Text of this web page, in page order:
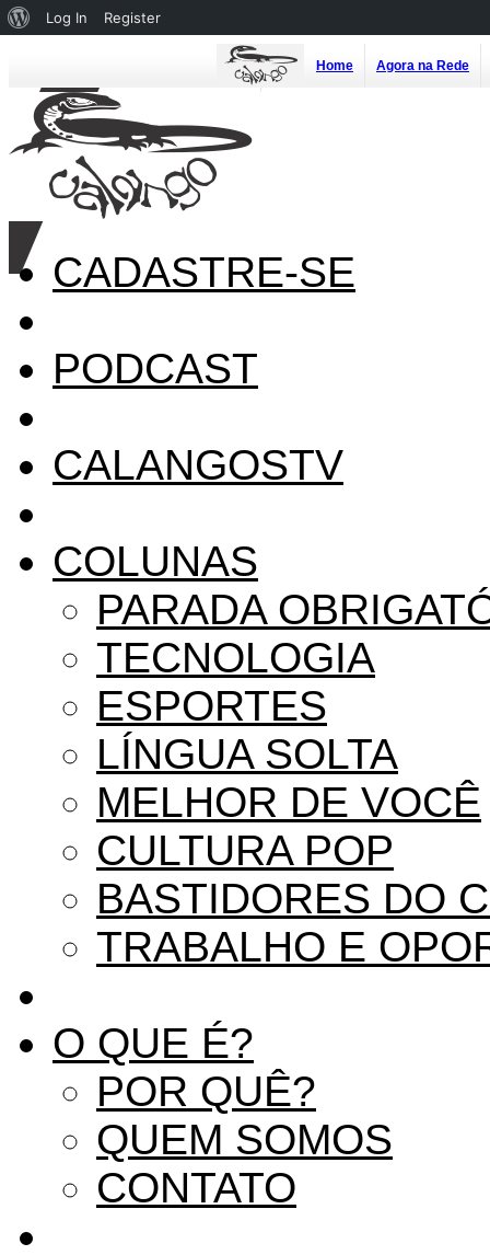
Home Agora na Rede
CADASTRE-SE
PODCAST
CALANGOSTV
COLUNAS
PARADA
TECNOLOGIA
ESPORTES
LÍNGUA SOLTA
MELHOR DE VOCÊ
CULTURA POP
BASTIDORES DO
TRABALHO E
O QUE É?
POR QUÊ?
QUEM SOMOS
CONTATO
About
Log In Register